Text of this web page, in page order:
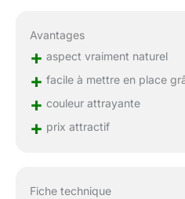
Avantages
+ aspect vraiment naturel
+ facile à mettre en place
+ couleur attrayante
+ prix attractif
Fiche technique